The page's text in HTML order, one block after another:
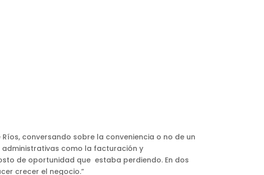
conversando sobre la conveniencia o no de un
como la facturación y
de oportunidad que estaba perdiendo. En dos
crecer el negocio.”